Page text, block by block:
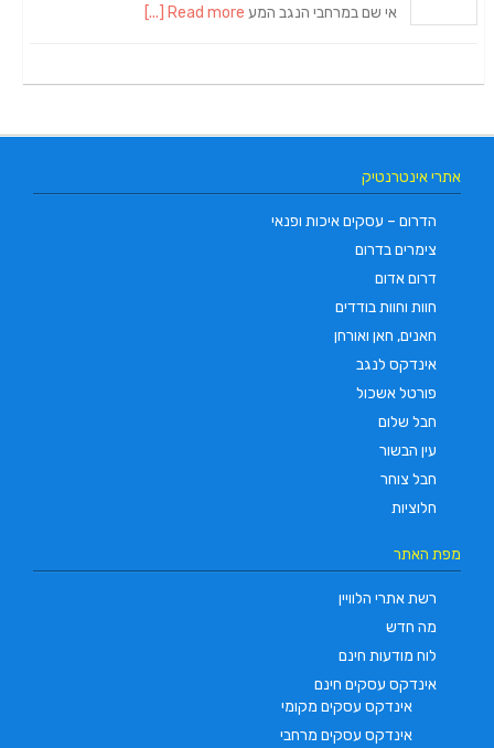
אי שם במרחבי הנגב המע Read more [...]
אתרי אינטרנטיק
הדרום – עסקים איכות ופנאי
צימרים בדרום
דרום אדום
חוות וחוות בודדים
חאנים, חאן ואורחן
אינדקס לנגב
פורטל אשכול
חבל שלום
עין הבשור
חבל צוחר
חלוציות
מפת האתר
רשת אתרי הלוויין
מה חדש
לוח מודעות חינם
אינדקס עסקים חינם
אינדקס עסקים מקומי
אינדקס עסקים מרחבי